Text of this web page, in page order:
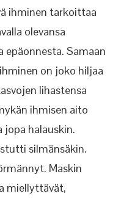
ihminen tarkoittaa
olevansa
epäonnesta. Samaan
on joko hiljaa
lihastensa
ihmisen aito
halauskin.
silmänsäkin.
Maskin
miellyttävät,